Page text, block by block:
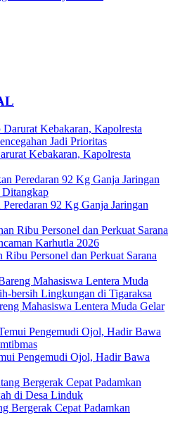
Kebakaran, Kapolresta
92 Kg Ganja Jaringan
Personel dan Perkuat Sarana
Mahasiswa Lentera Muda Gelar
Pengemudi Ojol, Hadir Bawa
Bergerak Cepat Padamkan